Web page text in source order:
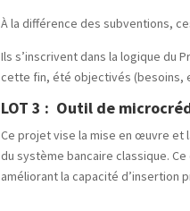
À la différence des subventions,
Ils s’inscrivent dans la logique du
cette fin, été objectivés (besoins,
LOT 3 : Outil de
Ce projet vise la mise en œuvre et
du système bancaire classique.
améliorant la capacité d’insertion